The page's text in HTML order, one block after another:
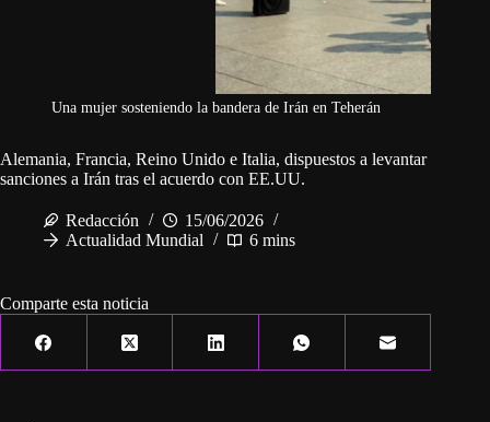
Una mujer sosteniendo la bandera de Irán en Teherán
Alemania, Francia, Reino Unido e Italia, dispuestos a levantar
sanciones a Irán tras el acuerdo con EE.UU.
Redacción
15/06/2026
Actualidad Mundial
6 mins
Comparte esta noticia